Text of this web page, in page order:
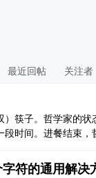
最近回帖 关注者
筷子。哲学家的状
时间。进餐结束
符的通用解决